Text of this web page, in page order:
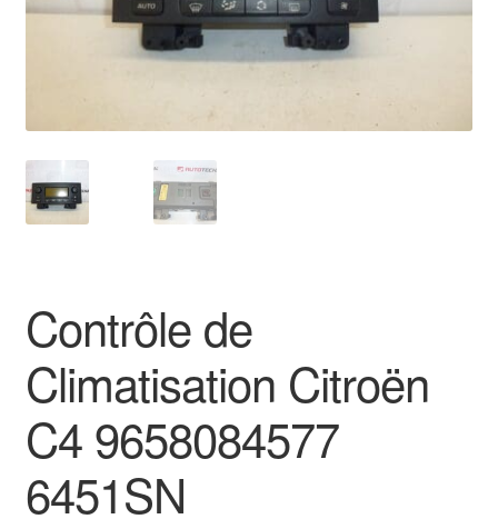
Panier
Politique de confidentialité
Procédure de Réclamation
Contrôle de
Climatisation Citroën
C4 9658084577
6451SN